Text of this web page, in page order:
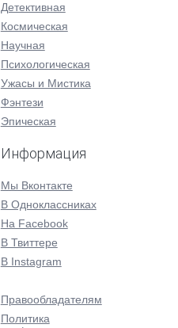
Детективная
Космическая
Научная
Психологическая
Ужасы и Мистика
Фэнтези
Эпическая
Информация
Мы Вконтакте
В Одноклассниках
На Facebook
В Твиттере
В Instagram
Правообладателям
Политика